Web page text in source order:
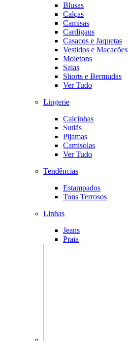
Blusas
Calças
Camisas
Cardigans
Casacos e Jaquetas
Vestidos e Macacões
Moletons
Saias
Shorts e Bermudas
Ver Tudo
Lingerie
Calcinhas
Sutiãs
Pijamas
Camisolas
Ver Tudo
Tendências
Estampados
Tons Terrosos
Linhas
Jeans
Praia